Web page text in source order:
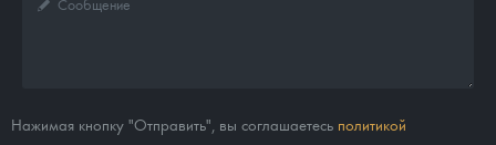
Нажимая кнопку "Отправить", вы соглашаетесь политикой